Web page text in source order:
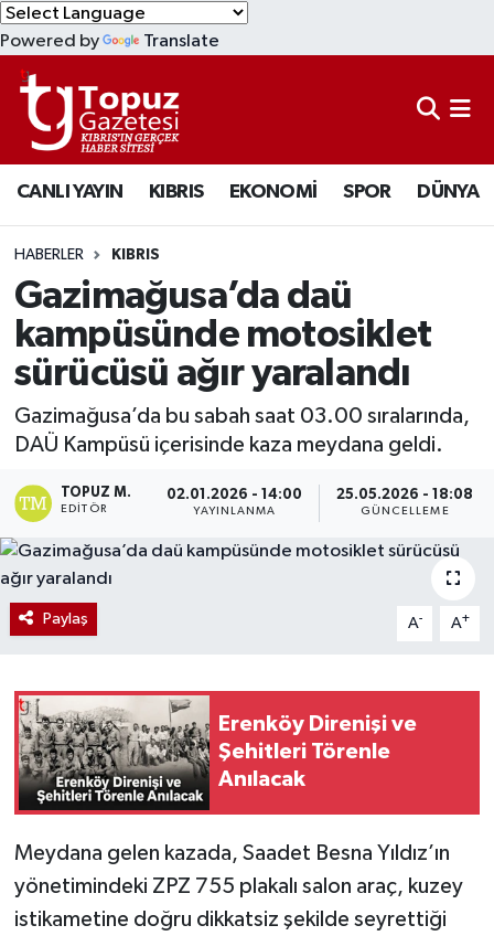
Powered by Translate
CANLI YAYIN KIBRIS EKONOMİ SPOR DÜNYA
HABERLER KIBRIS
Gazimağusa’da daü
kampüsünde motosiklet
sürücüsü ağır yaralandı
Gazimağusa’da bu sabah saat 03.00 sıralarında,
DAÜ Kampüsü içerisinde kaza meydana geldi.
TOPUZ M.
EDITÖR
02.01.2026 - 14:00
YAYINLANMA
25.05.2026 - 18:08
GÜNCELLEME
Paylaş A- A+
Erenköy Direnişi ve
Şehitleri Törenle
Anılacak
Meydana gelen kazada, Saadet Besna Yıldız’ın
yönetimindeki ZPZ 755 plakalı salon araç, kuzey
istikametine doğru dikkatsiz şekilde seyrettiği
KIBRIS
DÜNYA
EKONOMİ
MAGAZİN
SAĞLIK
SPOR
TEKNOLOJİ
Lefkoşa Nöbetçi Eczaneler
Lefkoşa Hava Durumu
Lefkoşa Trafik Yoğunluk Haritası
Süper Lig Puan Durumu ve Fikstür
Tüm Manşetler
Son Dakika Haberleri
Haber Arşivi